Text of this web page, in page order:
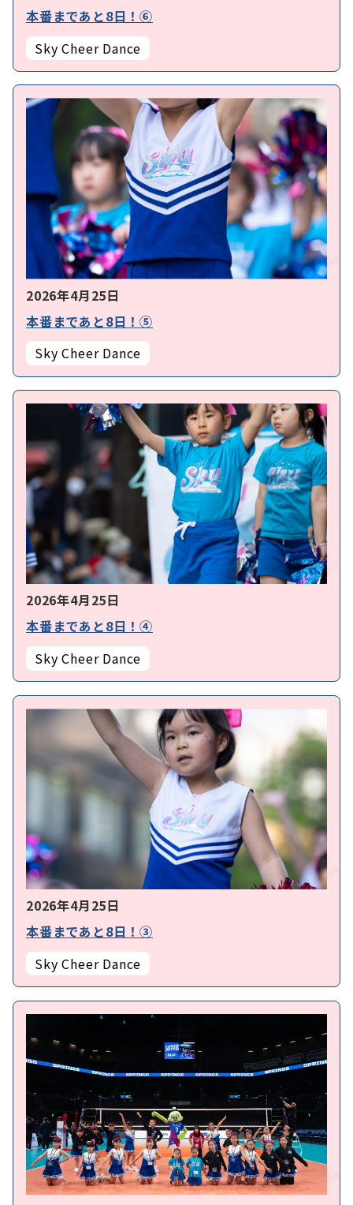
本番まであと8日！⑥
Sky Cheer Dance
2026年4月25日
本番まであと8日！⑤
Sky Cheer Dance
2026年4月25日
本番まであと8日！④
Sky Cheer Dance
2026年4月25日
本番まであと8日！③
Sky Cheer Dance